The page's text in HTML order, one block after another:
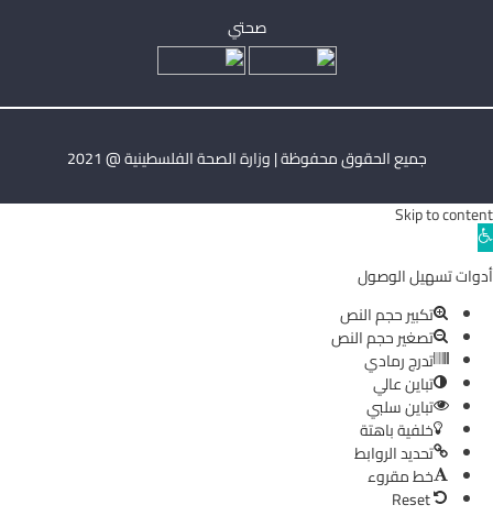
صحتي
جميع الحقوق محفوظة | وزارة الصحة الفلسطينية @ 2021
Skip to content
Open
toolbar
أدوات تسهيل الوصول
تكبير حجم النص
تصغير حجم النص
تدرج رمادي
تباين عالي
تباين سلبي
خلفية باهتة
تحديد الروابط
خط مقروء
Reset